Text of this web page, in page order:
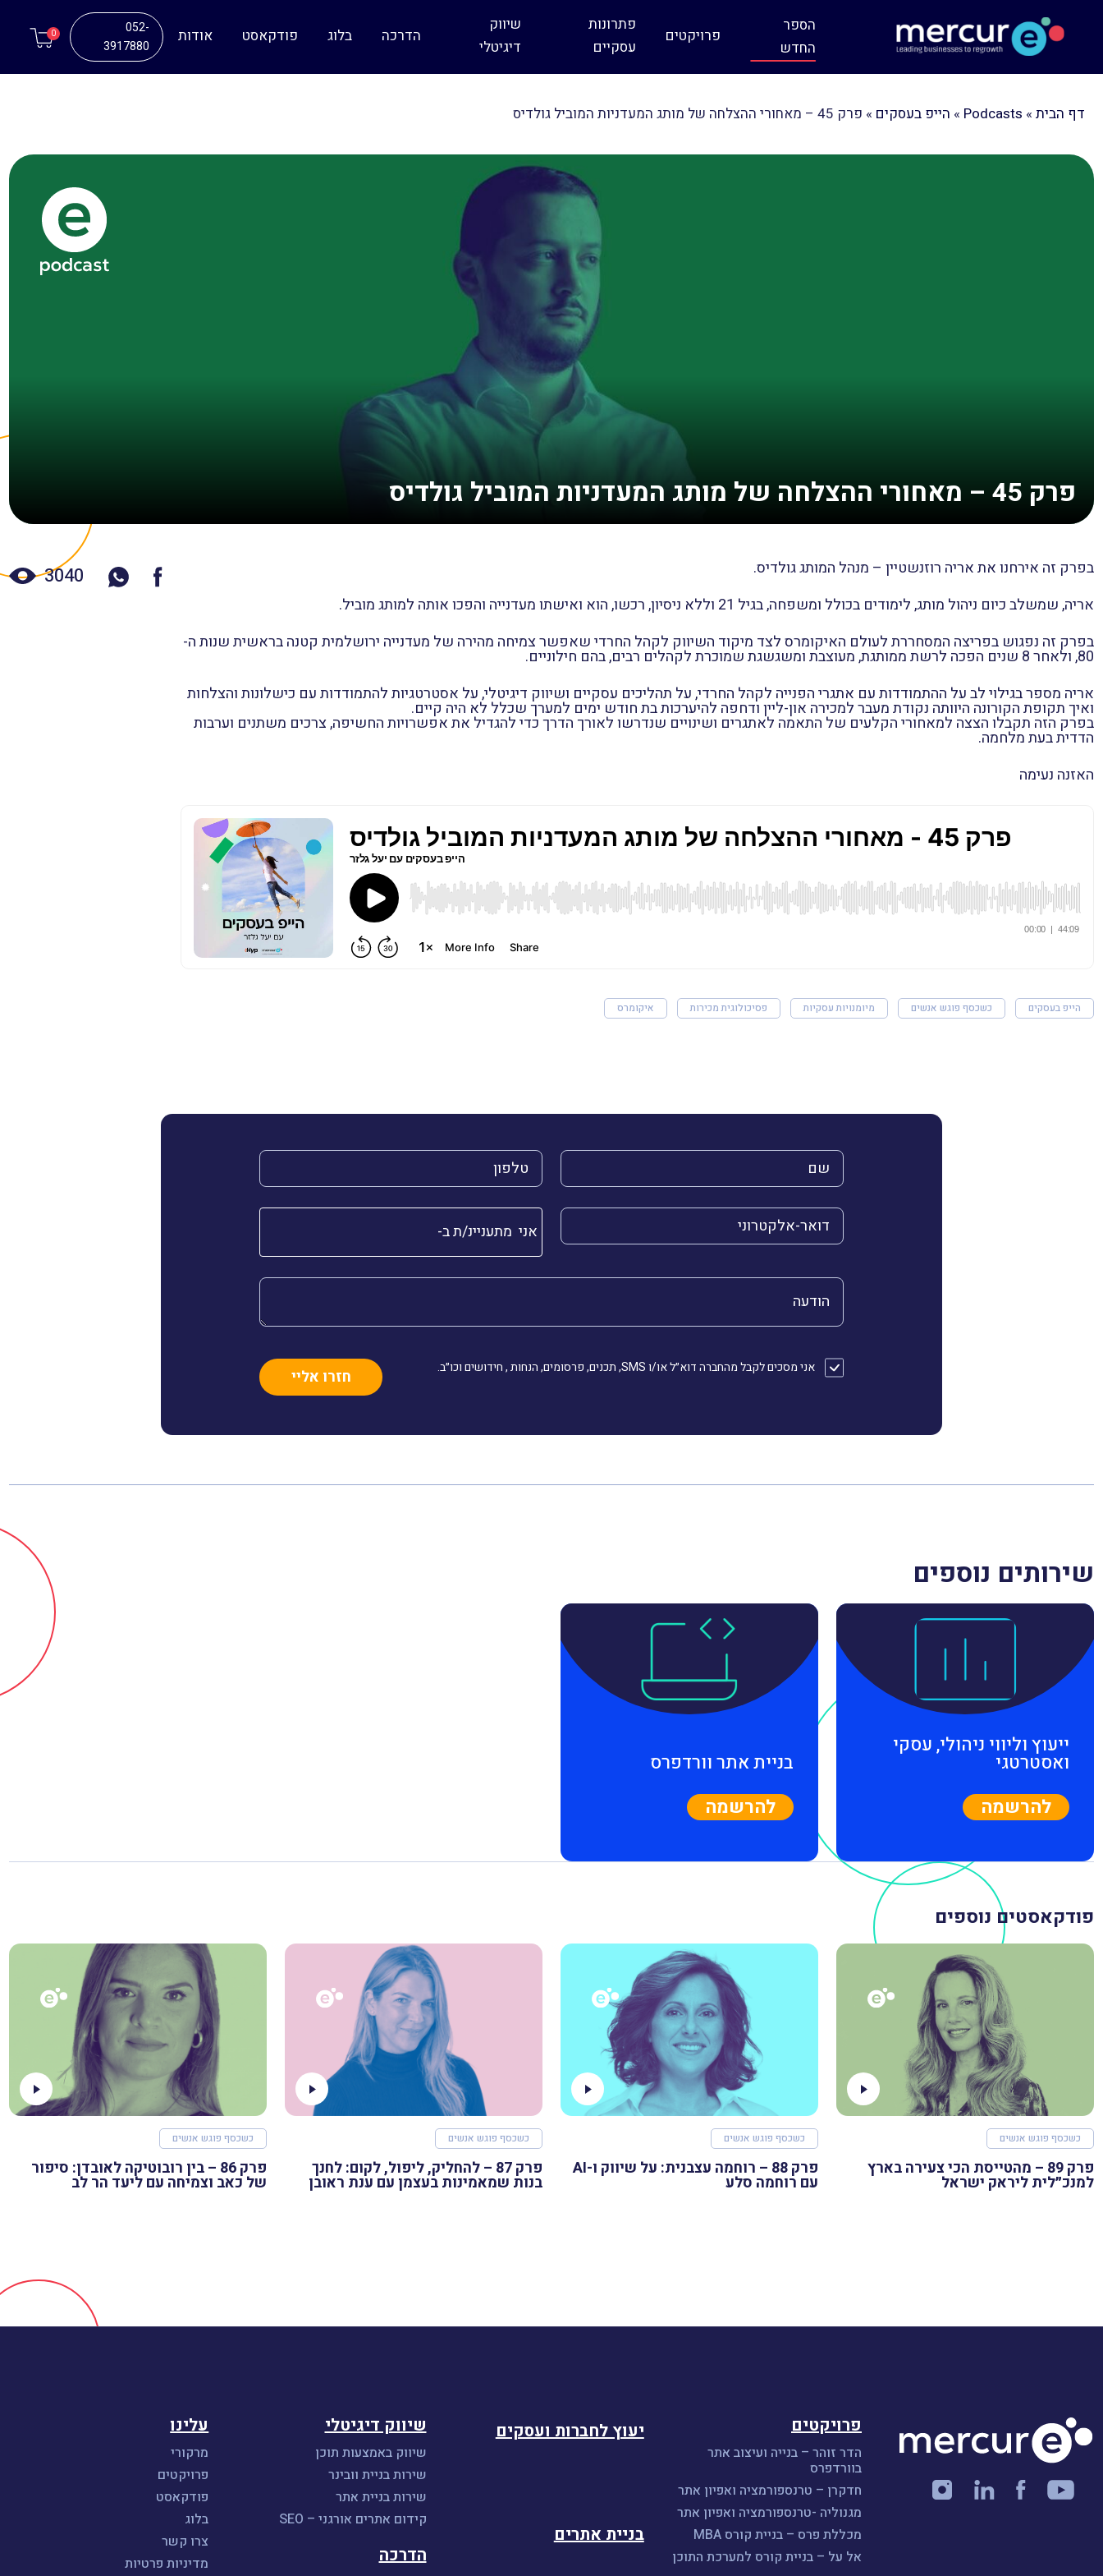
הספר
החדש
פרויקטים
פתרונות
עסקיים
שיווק
דיגיטלי
הדרכה בלוג פודקאסט אודות
052-
3917880
0
דף הבית »
Podcasts
» הייפ בעסקים » פרק 45 – מאחורי ההצלחה של מותג המעדניות המוביל גולדיס
פרק 45 – מאחורי ההצלחה של מותג המעדניות המוביל גולדיס
בפרק זה אירחנו את אריה רוזנשטיין – מנהל המותג גולדיס.
אריה, שמשלב כיום ניהול מותג, לימודים בכולל ומשפחה, בגיל 21 וללא ניסיון, רכשו, הוא ואישתו מעדנייה והפכו אותה למותג מוביל.
בפרק זה נפגוש בפריצה המסחררת לעולם האיקומרס לצד מיקוד השיווק לקהל החרדי שאפשר צמיחה מהירה של מעדנייה ירושלמית קטנה בראשית שנות ה-
80, ולאחר 8 שנים הפכה לרשת ממותגת, מעוצבת ומשגשגת שמוכרת לקהלים רבים, בהם חילוניים.
אריה מספר בגילוי לב על ההתמודדות עם אתגרי הפנייה לקהל החרדי, על תהליכים עסקיים ושיווק דיגיטלי, על אסטרטגיות להתמודדות עם כישלונות והצלחות
ואיך תקופת הקורונה היוותה נקודת מעבר למכירה און-ליין ודחפה להיערכות בת חודש ימים למערך שכלל לא היה קיים.
בפרק הזה תקבלו הצצה למאחורי הקלעים של התאמה לאתגרים ושינויים שנדרשו לאורך הדרך כדי להגדיל את אפשרויות החשיפה, צרכים משתנים וערבות
הדדית בעת מלחמה.
האזנה נעימה
הייפ בעסקים כשכסף פוגש אנשים מיומנויות עסקיות פסיכולוגית מכירות איקומרס
3040
השם שלך (חובה) הטלפון שלך (חובה)
הדואר האלקטרוני שלך (חובה)
הודעה
אני מסכים לקבל מהחברה דוא״ל או/ו SMS, תכנים, פרסומים, הנחות , חידושים וכו״ב.
שירותים נוספים
ייעוץ וליווי ניהולי, עסקי
ואסטרטגי
להרשמה
בניית אתר וורדפרס
להרשמה
פודקאסטים נוספים
כשכסף פוגש אנשים
פרק 89 – מהטייסת הכי צעירה בארץ
למנכ״לית ליראק ישראל
כשכסף פוגש אנשים
פרק 88 – רוחמה עצבנית: על שיווק ו-AI
עם רוחמה סלע
כשכסף פוגש אנשים
פרק 87 – להחליק, ליפול, לקום: לחנך
בנות שמאמינות בעצמן עם ענת ראובן
כשכסף פוגש אנשים
פרק 86 – בין רובוטיקה לאובדן: סיפור
של כאב וצמיחה עם ליעד הר לב
פרויקטים
הדר זוהר – בנייה ועיצוב אתר
בוורדפרס
חדקרן – טרנספורמציה ואפיון אתר
מגנוליה -טרנספורמציה ואפיון אתר
מכללת פרס – בניית קורס MBA
אל על – בניית קורס למערכת התוכן
יעוץ לחברות ועסקים
בניית אתרים
שיווק דיגיטלי
שיווק באמצעות תוכן
שירות בניית וובינר
שירות בניית אתר
קידום אתרים אורגני – SEO
הדרכה
עלינו
מרקורי
פרויקטים
פודקאסט
בלוג
צרו קשר
מדיניות פרטיות